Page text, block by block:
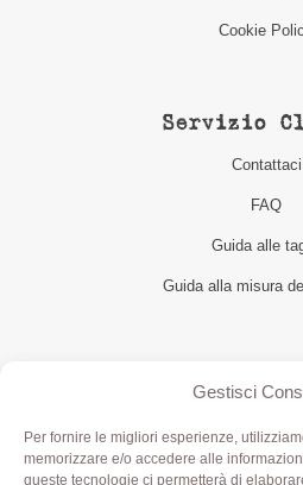
Gestisci
Per fornire le migliori esperienze,
memorizzare e/o accedere alle
queste tecnologie ci permetterà di
Cookie
Servizio
Contattaci
FAQ
Guida alle
Guida alla misura
Seguici